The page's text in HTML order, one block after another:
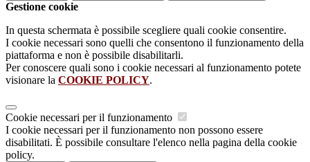
Gestione cookie
In questa schermata è possibile scegliere quali cookie consentire.
I cookie necessari sono quelli che consentono il funzionamento della
piattaforma e non è possibile disabilitarli.
Per conoscere quali sono i cookie necessari al funzionamento potete
visionare la COOKIE POLICY.
Cookie necessari per il funzionamento
I cookie necessari per il funzionamento non possono essere
disabilitati. È possibile consultare l'elenco nella pagina della cookie
policy.